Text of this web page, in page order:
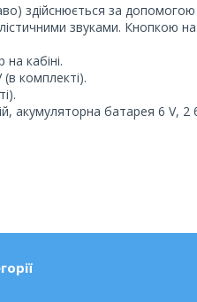
здійснюється за
звуками. Кнопкою на
кабіні.
комплекті).
акумуляторна батарея 6 V, 2